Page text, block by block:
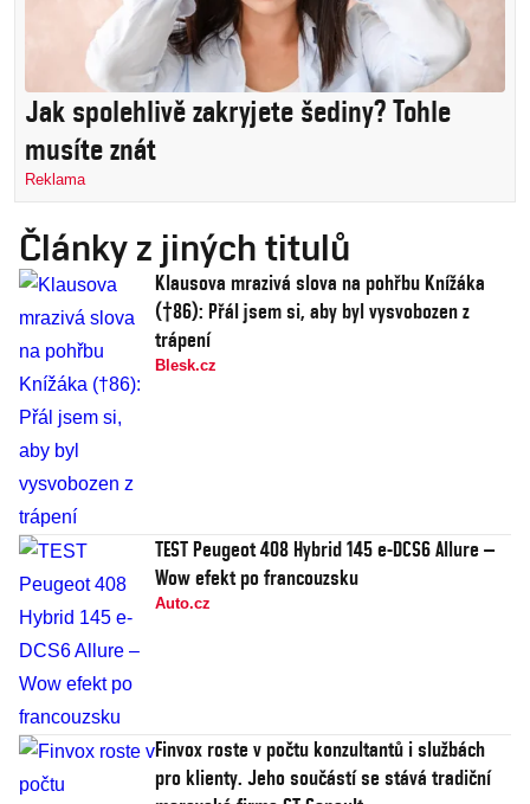
Jak spolehlivě zakryjete šediny? Tohle
musíte znát
Reklama
Články z jiných titulů
Klausova mrazivá slova na pohřbu Knížáka
(†86): Přál jsem si, aby byl vysvobozen z
trápení
Blesk.cz
TEST Peugeot 408 Hybrid 145 e-DCS6 Allure –
Wow efekt po francouzsku
Auto.cz
Finvox roste v počtu konzultantů i službách
pro klienty. Jeho součástí se stává tradiční